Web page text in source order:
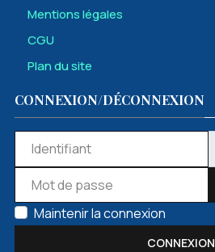
Mentions légales
CGU
Plan du site
CONNEXION/DÉCONNEXION
Identifiant
Mot de passe
Maintenir la connexion
CONNEXION